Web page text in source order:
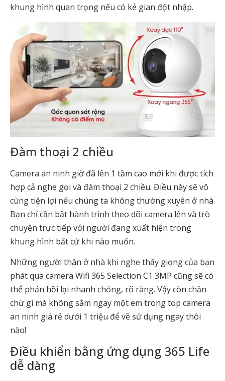
khung hình quan trọng nếu có kẻ gian đột nhập.
Đàm thoại 2 chiều
Camera an ninh giờ đã lên 1 tầm cao mới khi được tích
hợp cả nghe gọi và đàm thoại 2 chiều. Điều này sẽ vô
cùng tiện lợi nếu chúng ta không thường xuyên ở nhà.
Bạn chỉ cần bật hành trình theo dõi camera lên và trò
chuyện trực tiếp với người đang xuất hiện trong
khung hình bất cứ khi nào muốn.
Những người thân ở nhà khi nghe thấy giọng của bạn
phát qua camera Wifi 365 Selection C1 3MP cũng sẽ có
thể phản hồi lại nhanh chóng, rõ ràng. Vậy còn chần
chừ gì mà không sắm ngay một em trong top camera
an ninh giá rẻ dưới 1 triệu để về sử dụng ngay thôi
nào!
Điều khiển bằng ứng dụng 365 Life
dễ dàng